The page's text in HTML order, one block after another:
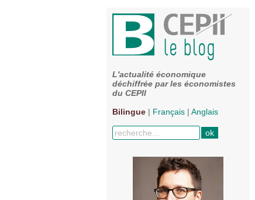
L'actualité économique
déchiffrée par les économistes
du CEPII
Bilingue | Français | Anglais